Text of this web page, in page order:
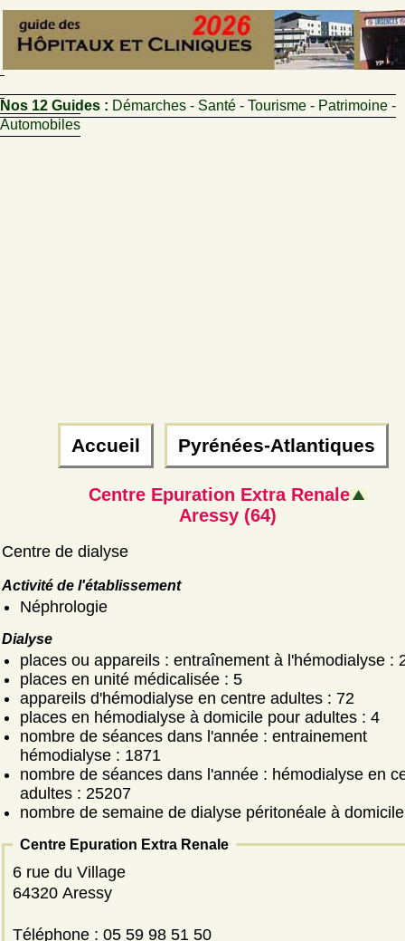
Nos 12 Guides : Démarches - Santé - Tourisme - Patrimoine -
Automobiles
Accueil Pyrénées-Atlantiques
Centre Epuration Extra Renale
Aressy (64)
Centre de dialyse
Activité de l'établissement
Néphrologie
Dialyse
places ou appareils : entraînement à l'hémodialyse :
places en unité médicalisée : 5
appareils d'hémodialyse en centre adultes : 72
places en hémodialyse à domicile pour adultes : 4
nombre de séances dans l'année : entrainement
hémodialyse : 1871
nombre de séances dans l'année : hémodialyse en
adultes : 25207
nombre de semaine de dialyse péritonéale à
Centre Epuration Extra Renale
6 rue du Village
64320 Aressy
Téléphone : 05 59 98 51 50